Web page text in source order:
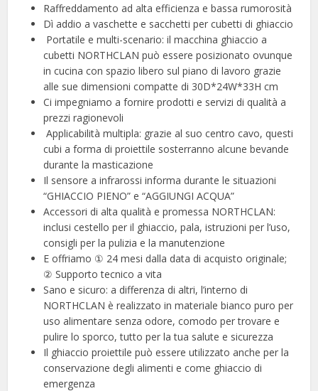
Raffreddamento ad alta efficienza e bassa rumorosità
Dì addio a vaschette e sacchetti per cubetti di ghiaccio
️ Portatile e multi-scenario: il macchina ghiaccio a
cubetti NORTHCLAN può essere posizionato ovunque
in cucina con spazio libero sul piano di lavoro grazie
alle sue dimensioni compatte di 30D*24W*33H cm
Ci impegniamo a fornire prodotti e servizi di qualità a
prezzi ragionevoli
️ Applicabilità multipla: grazie al suo centro cavo, questi
cubi a forma di proiettile sosterranno alcune bevande
durante la masticazione
Il sensore a infrarossi informa durante le situazioni
“GHIACCIO PIENO” e “AGGIUNGI ACQUA”
Accessori di alta qualità e promessa NORTHCLAN:
inclusi cestello per il ghiaccio, pala, istruzioni per l’uso,
consigli per la pulizia e la manutenzione
E offriamo ① 24 mesi dalla data di acquisto originale;
② Supporto tecnico a vita
Sano e sicuro: a differenza di altri, l’interno di
NORTHCLAN è realizzato in materiale bianco puro per
uso alimentare senza odore, comodo per trovare e
pulire lo sporco, tutto per la tua salute e sicurezza
Il ghiaccio proiettile può essere utilizzato anche per la
conservazione degli alimenti e come ghiaccio di
emergenza